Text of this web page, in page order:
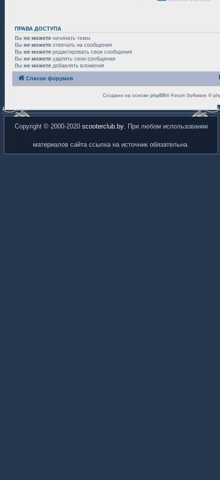
ПРАВА ДОСТУПА
Вы не можете начинать темы
Вы не можете отвечать на сообщения
Вы не можете редактировать свои сообщения
Вы не можете удалять свои сообщения
Вы не можете добавлять вложения
Список форумов
Создано на основе phpBB® Forum Software ©
Copyright © 2000-2020 scooterclub.by. При любом использовании
материалов сайта ссылка на источник обязательна.